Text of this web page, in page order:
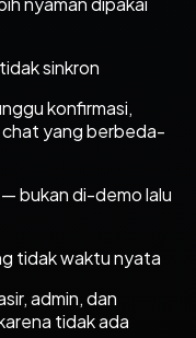
sinkron
konfirmasi,
yang berbeda-
bukan di-demo lalu
tidak waktu nyata
admin, dan
tidak ada